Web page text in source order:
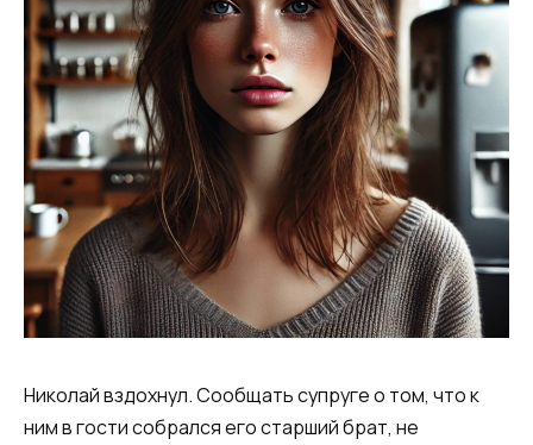
Николай вздохнул. Сообщать супруге о том, что к
ним в гости собрался его старший брат, не